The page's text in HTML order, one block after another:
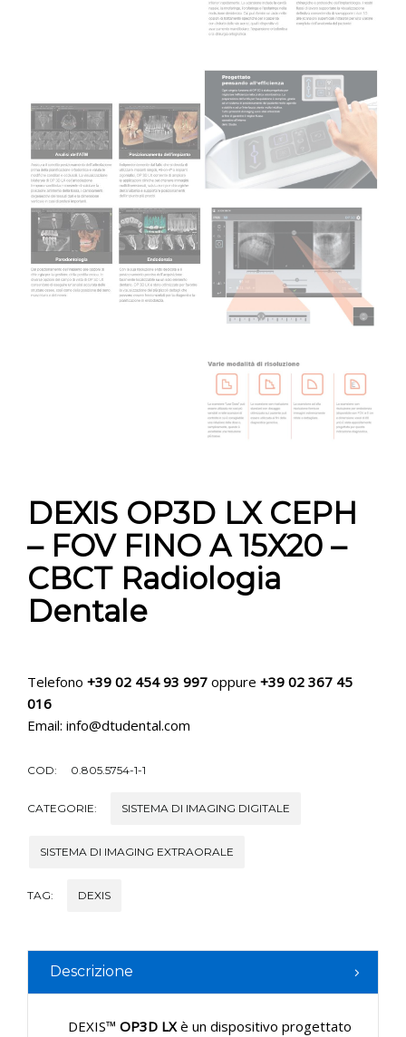
DEXIS OP3D LX CEPH
– FOV FINO A 15X20 –
CBCT Radiologia
Dentale
Telefono +39 02 454 93 997 oppure +39 02 367 45
016
Email: info@dtudental.com
COD: 0.805.5754-1-1
CATEGORIE: SISTEMA DI IMAGING DIGITALE
SISTEMA DI IMAGING EXTRAORALE
TAG: DEXIS
Descrizione
DEXIS™ OP3D LXè un dispositivo progettato